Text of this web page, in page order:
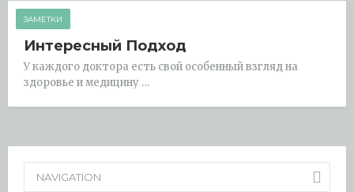
ЗАМЕТКИ
Интересный Подход
У каждого доктора есть свой особенный взгляд на
здоровье и медицину …
NAVIGATION